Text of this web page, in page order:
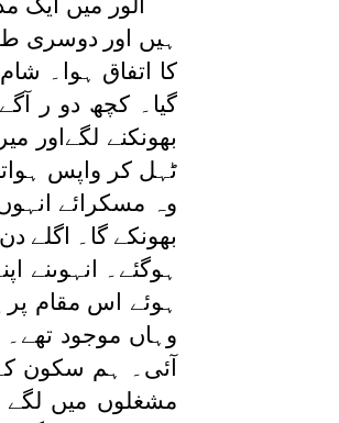
الور میں
ہیں اور دوسری
کا اتفاق ہوا۔
گیا۔ کچھ دو ر
بھونکنے لگےاور
ٹہل کر واپس
وہ مسکرائے
بھونکے گا۔ اگلے
ہوگئے۔ انہوںنے
ہوئے اس مقام پر
وہاں موجود
آئی۔ ہم سکون
مشغلوں میں